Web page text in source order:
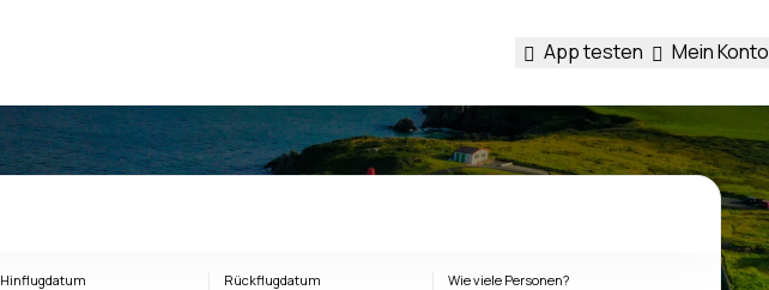
App testen Mein Konto
Hinflugdatum Rückflugdatum Wie viele Personen?